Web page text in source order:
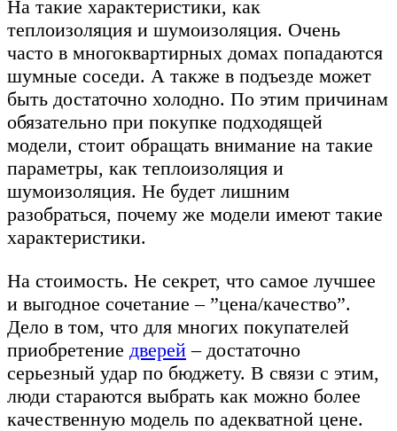
На такие характеристики, как
теплоизоляция и шумоизоляция. Очень
часто в многоквартирных домах попадаются
шумные соседи. А также в подъезде может
быть достаточно холодно. По этим причинам
обязательно при покупке подходящей
модели, стоит обращать внимание на такие
параметры, как теплоизоляция и
шумоизоляция. Не будет лишним
разобраться, почему же модели имеют такие
характеристики.
На стоимость. Не секрет, что самое лучшее
и выгодное сочетание – ”цена/качество”.
Дело в том, что для многих покупателей
приобретение дверей – достаточно
серьезный удар по бюджету. В связи с этим,
люди стараются выбрать как можно более
качественную модель по адекватной цене.